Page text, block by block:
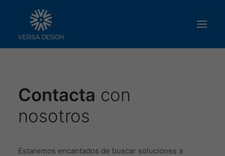
SERVICIOS
TRABAJA CON NOSOTROS
Contacta con
nosotros
Estaremos encantados de buscar soluciones a